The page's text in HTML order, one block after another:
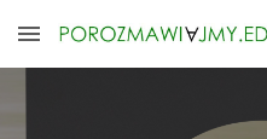
Skip to main content